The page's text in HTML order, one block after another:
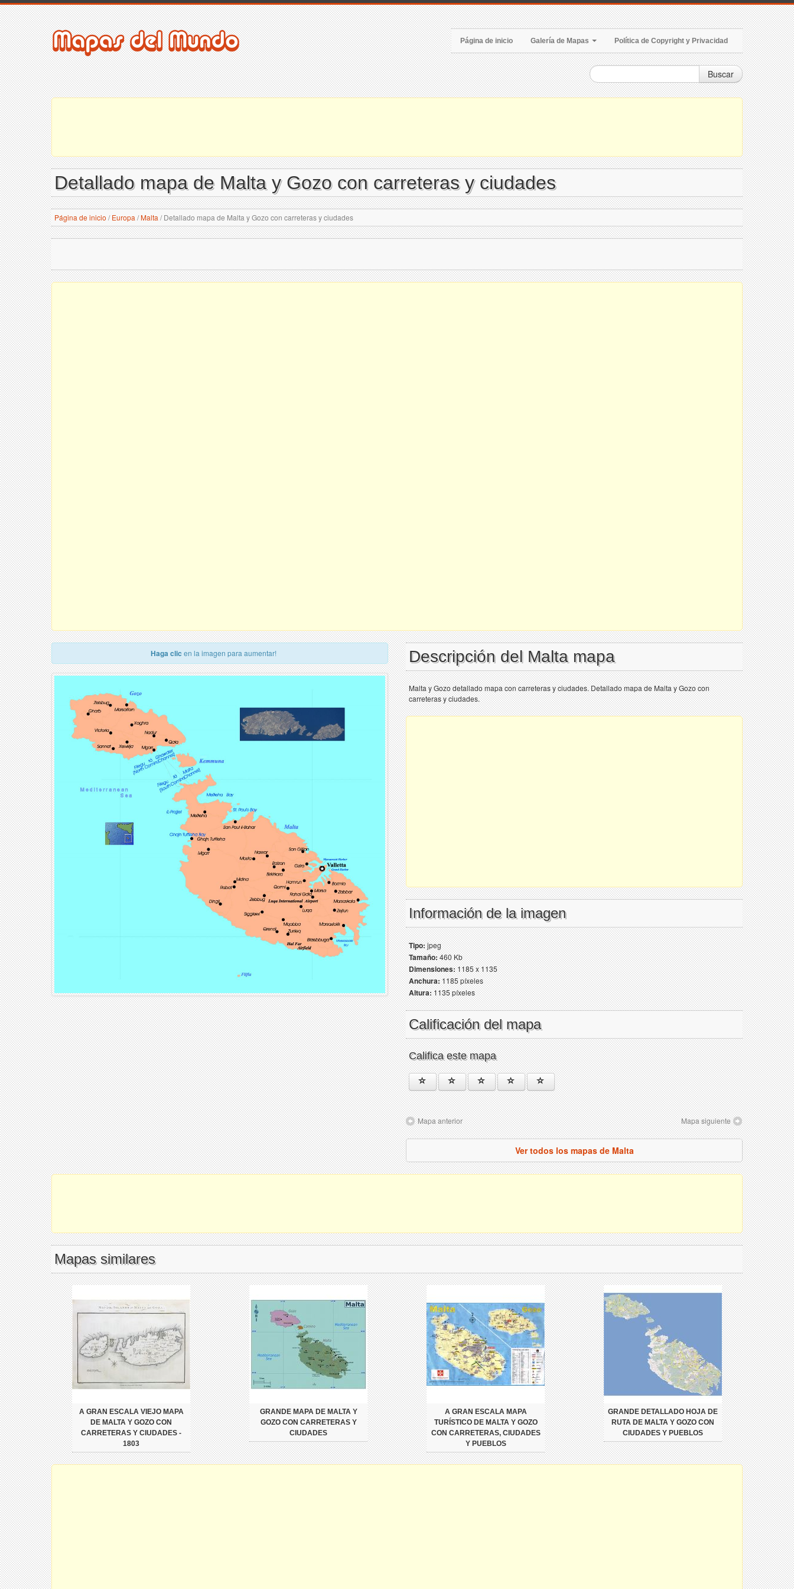
Página de inicio Galería de Mapas Política de Copyright y Privacidad
Buscar
Detallado mapa de Malta y Gozo con carreteras y ciudades
Página de inicio / Europa /Malta /Detallado mapa de Malta y Gozo con carreteras y ciudades
Haga clic en la imagen para aumentar! Descripción del Malta mapa
Malta y Gozo detallado mapa con carreteras y ciudades. Detallado mapa de Malta y Gozo con
carreteras y ciudades.
Información de la imagen
Tipo:jpeg
Tamaño:460 Kb
Dimensiones:1185 x 1135
Anchura:1185 píxeles
Altura:1135 píxeles
Calificación del mapa
Califica este mapa
Mapa anterior Mapa siguiente
Ver todos los mapas de Malta
Mapas similares
A GRAN ESCALA VIEJO MAPA
DE MALTA Y GOZO CON
CARRETERAS Y CIUDADES -
1803
GRANDE MAPA DE MALTA Y
GOZO CON CARRETERAS Y
CIUDADES
A GRAN ESCALA MAPA
TURÍSTICO DE MALTA Y GOZO
CON CARRETERAS, CIUDADES
Y PUEBLOS
GRANDE DETALLADO HOJA DE
RUTA DE MALTA Y GOZO CON
CIUDADES Y PUEBLOS